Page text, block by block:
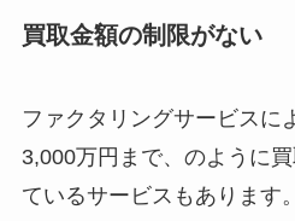
買取金額の制限がない
ファクタリングサービスに
3,000万円まで、のように
ているサービスもあります